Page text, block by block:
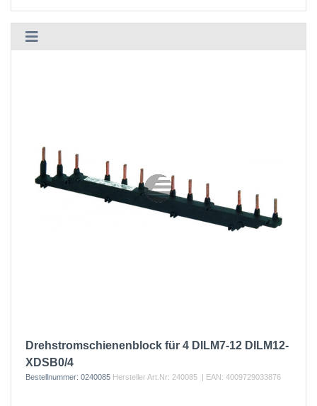
Drehstromschienenblock für 4 DILM7-12 DILM12-
XDSB0/4
Bestellnummer: 0240085 Hersteller Art.Nr: 240085 | EAN: 4009729033876